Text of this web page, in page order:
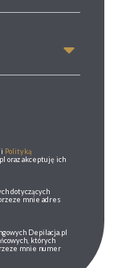
i Polityką
oraz akceptuję ich
dotyczących
mnie adres
Depilacja.pl
których
mnie numer